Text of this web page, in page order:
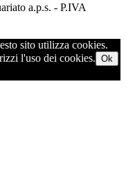
a.p.s. - P.IVA
sito utilizza cookies.
l'uso dei cookies. Ok